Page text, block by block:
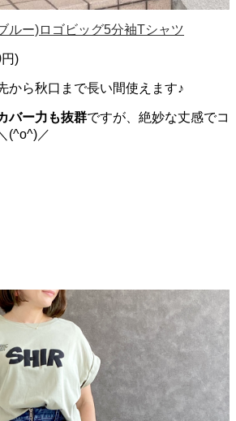
ルー)ロゴビッグ5分袖Tシャツ
)
から秋口まで長い間使えます♪
バー力も抜群ですが、絶妙な丈感でコ
(^o^)／